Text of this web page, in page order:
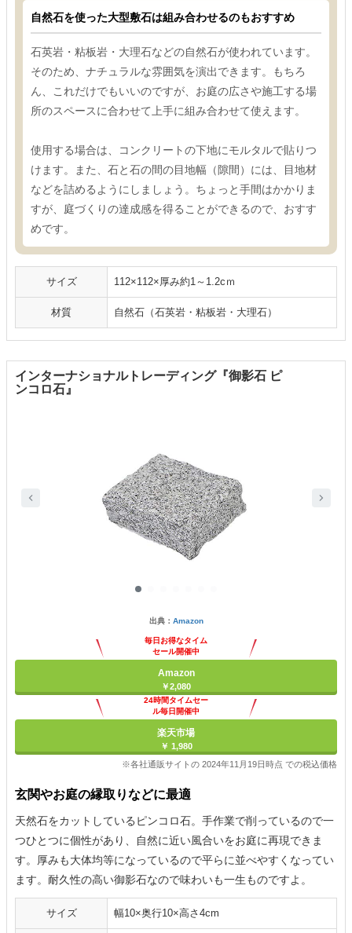
自然石を使った大型敷石は組み合わせるのもおすすめ
石英岩・粘板岩・大理石などの自然石が使われています。
そのため、ナチュラルな雰囲気を演出できます。もちろ
ん、これだけでもいいのですが、お庭の広さや施工する場
所のスペースに合わせて上手に組み合わせて使えます。
使用する場合は、コンクリートの下地にモルタルで貼りつ
けます。また、石と石の間の目地幅（隙間）には、目地材
などを詰めるようにしましょう。ちょっと手間はかかりま
すが、庭づくりの達成感を得ることができるので、おすす
めです。
サイズ 112×112×厚み約1～1.2cｍ
材質 自然石（石英岩・粘板岩・大理石）
インターナショナルトレーディング『御影石 ピ
ンコロ石』
出典： Amazon
毎日お得なタイム
セール開催中
Amazon
￥2,080
24時間タイムセー
ル毎日開催中
楽天市場
￥ 1,980
※各社通販サイトの 2024年11月19日時点 での税込価格
玄関やお庭の縁取りなどに最適
天然石をカットしているピンコロ石。手作業で削っているので一
つひとつに個性があり、自然に近い風合いをお庭に再現できま
す。厚みも大体均等になっているので平らに並べやすくなってい
ます。耐久性の高い御影石なので味わいも一生ものですよ。
サイズ 幅10×奥行10×高さ4cm